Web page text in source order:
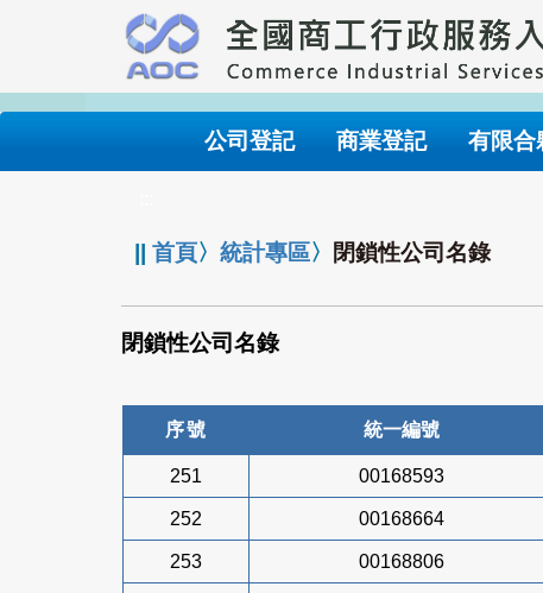
要
內
公司登記 商業登記 有限合
||首頁〉統計專區〉 閉鎖性公司名錄
閉鎖性公司名錄
序號 統一編號
251 00168593
252 00168664
253 00168806